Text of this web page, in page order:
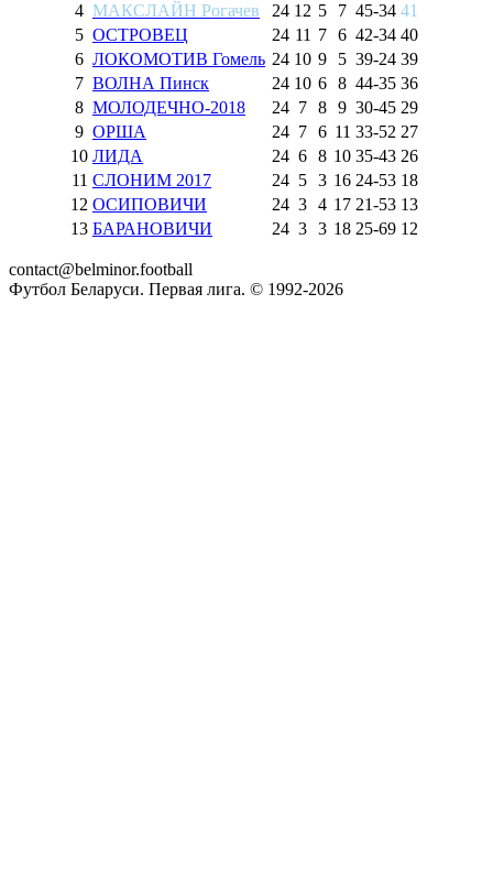
4 МАКСЛАЙН Рогачев 24 12 5 7 45-34 41
5 ОСТРОВЕЦ 24 11 7 6 42-34 40
6 ЛОКОМОТИВ Гомель 24 10 9 5 39-24 39
7 ВОЛНА Пинск 24 10 6 8 44-35 36
8 МОЛОДЕЧНО-2018 24 7 8 9 30-45 29
9 ОРША 24 7 6 11 33-52 27
10 ЛИДА 24 6 8 10 35-43 26
11 СЛОНИМ 2017 24 5 3 16 24-53 18
12 ОСИПОВИЧИ 24 3 4 17 21-53 13
13 БАРАНОВИЧИ 24 3 3 18 25-69 12
contact@belminor.football
Футбол Беларуси. Первая лига. © 1992-2026